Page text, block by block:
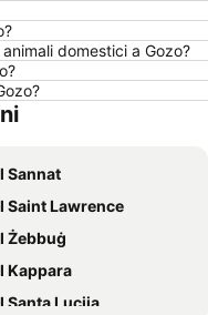
Venezia
Alghero
Isola d'Ischia
Lago di Garda
Abruzzo
Valle d'Aosta
Ibiza
Umbria
domestici a Gozo?
Sannat
Saint Lawrence
Żebbuġ
Kappara
Santa Lucija